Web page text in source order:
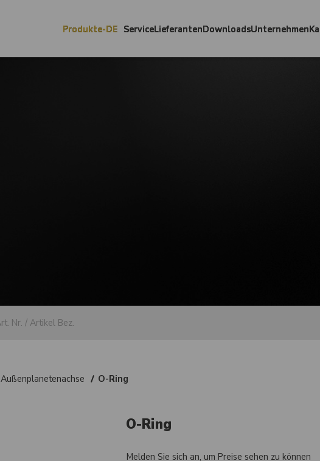
Produkte-DE ServiceLieferantenDownloadsUnternehmen
Außenplanetenachse O-Ring
O-Ring
Melden Sie sich an, um Preise sehen zu können